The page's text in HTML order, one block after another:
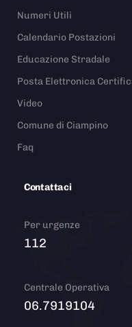
Numeri Utili
Calendario Postazioni
Educazione Stradale
Posta Elettronica
Video
Comune di Ciampino
Faq
Contattaci
Per urgenze
112
Centrale Operativa
06.7919104